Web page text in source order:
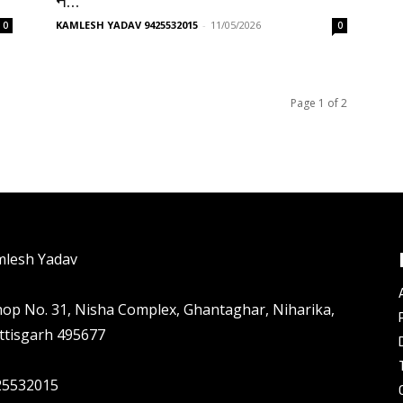
0 KAMLESH YADAV 9425532015 - 11/05/2026 0
Page 1 of 2
Yadav
No. 31, Nisha Complex, Ghantaghar, Niharika,
495677